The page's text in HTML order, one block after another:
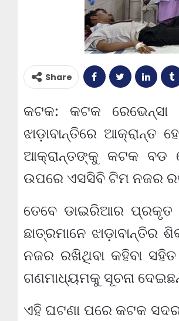
Share
କଟକ: କଟକ ରେଭେନ୍ସା
ଝାଡ଼ାବାନ୍ତିରେ
ଆକ୍ରାନ୍ତଙ୍କୁ କଟକ ବଡ
ଉପରେ ଏସସିବି ଟିମ ନଜର
ତେବେ ଡାଇରିଆର ପ୍ରକୃତ
ଛାତ୍ରମାନେ
ନଜର ରଖିଥିବା କହିବା ସହିତ
ଗଣମାଧ୍ୟମକୁ ସୂଚନା
ଏହି ଘଟଣା ପରେ କଟକ ସଦର